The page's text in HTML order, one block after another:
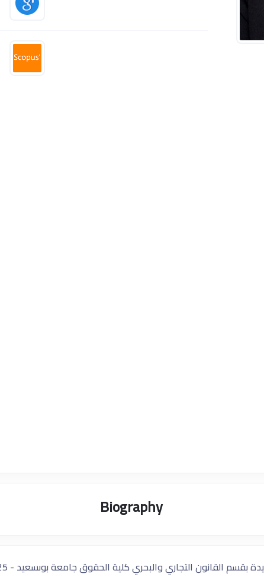
Biography
بقسم القانون التجاري والبحري كلية الحقوق جامعة بوىسعيد - 2025